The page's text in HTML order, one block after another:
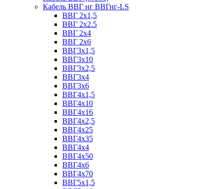
Кабель ВВГ нг ВВГнг-LS
ВВГ 2х1,5
ВВГ 2х2.5
ВВГ 2х4
ВВГ 2х6
ВВГ3х1,5
ВВГ3х10
ВВГ3х2,5
ВВГ3х4
ВВГ3х6
ВВГ4х1,5
ВВГ4х10
ВВГ4х16
ВВГ4х2,5
ВВГ4х25
ВВГ4х35
ВВГ4х4
ВВГ4х50
ВВГ4х6
ВВГ4х70
ВВГ5х1,5